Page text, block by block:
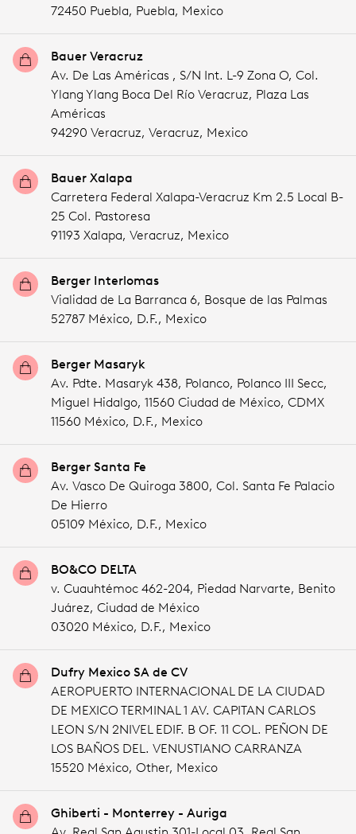
72450 Puebla, Puebla, Mexico
Bauer Veracruz
Av. De Las Américas , S/N Int. L-9 Zona O, Col.
Ylang Ylang Boca Del Río Veracruz, Plaza Las
Américas
94290 Veracruz, Veracruz, Mexico
Bauer Xalapa
Carretera Federal Xalapa-Veracruz Km 2.5 Local B-
25 Col. Pastoresa
91193 Xalapa, Veracruz, Mexico
Berger Interlomas
Vialidad de La Barranca 6, Bosque de las Palmas
52787 México, D.F., Mexico
Berger Masaryk
Av. Pdte. Masaryk 438, Polanco, Polanco III Secc,
Miguel Hidalgo, 11560 Ciudad de México, CDMX
11560 México, D.F., Mexico
Berger Santa Fe
Av. Vasco De Quiroga 3800, Col. Santa Fe Palacio
De Hierro
05109 México, D.F., Mexico
BO&CO DELTA
v. Cuauhtémoc 462-204, Piedad Narvarte, Benito
Juárez, Ciudad de México
03020 México, D.F., Mexico
Dufry Mexico SA de CV
AEROPUERTO INTERNACIONAL DE LA CIUDAD
DE MEXICO TERMINAL 1 AV. CAPITAN CARLOS
LEON S/N 2NIVEL EDIF. B OF. 11 COL. PEÑON DE
LOS BAÑOS DEL. VENUSTIANO CARRANZA
15520 México, Other, Mexico
Ghiberti - Monterrey - Auriga